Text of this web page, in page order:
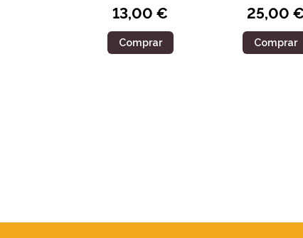
13,00 €
Comprar
25,00 €
Comprar